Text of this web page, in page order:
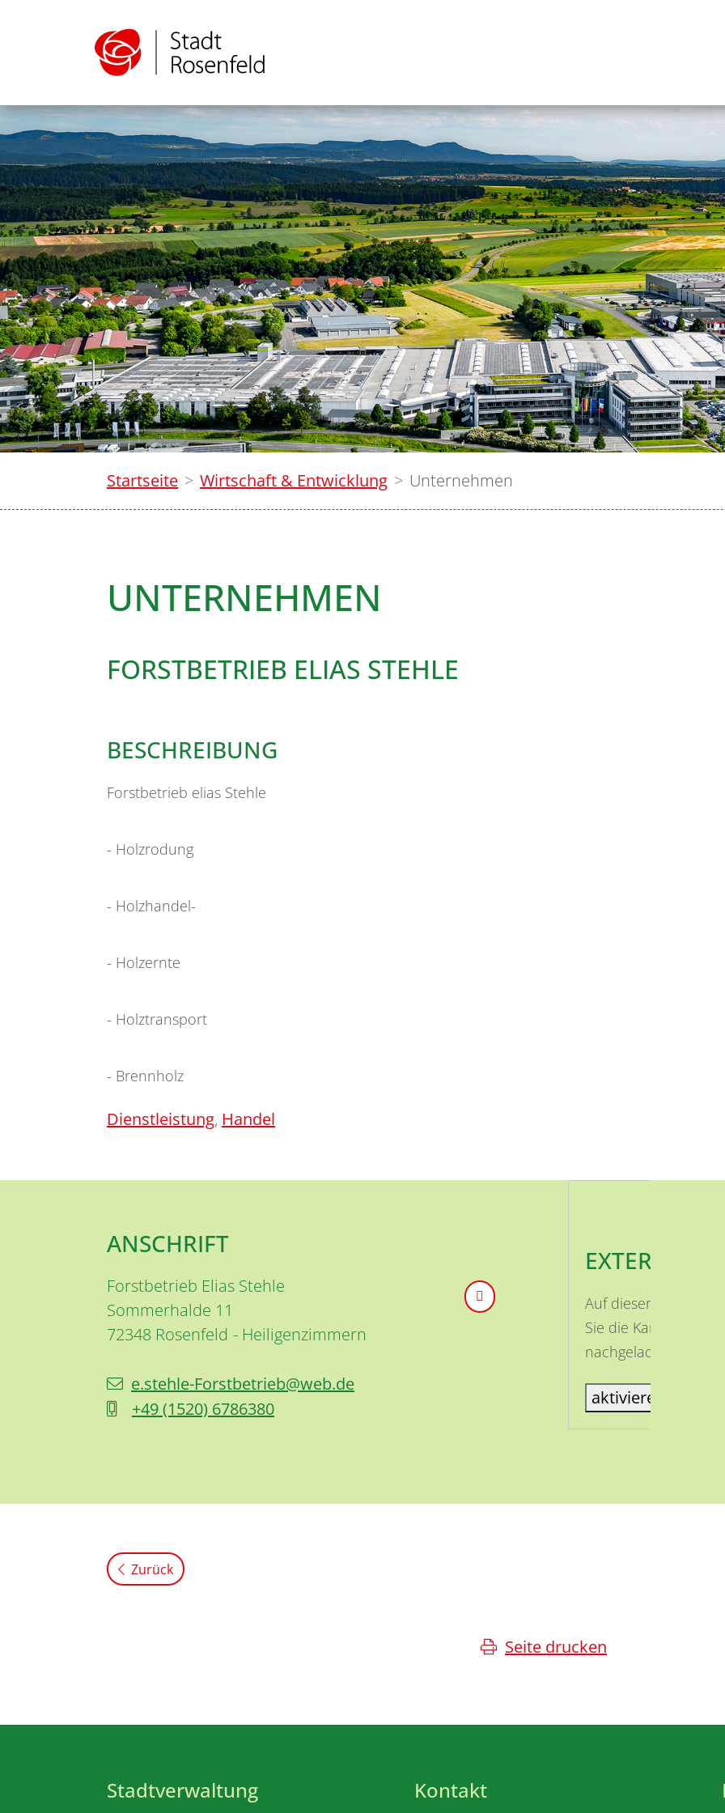
Startseite Wirtschaft & Entwicklung Unternehmen
UNTERNEHMEN
FORSTBETRIEB ELIAS STEHLE
BESCHREIBUNG
Forstbetrieb elias Stehle
- Holzrodung
- Holzhandel-
- Holzernte
- Holztransport
- Brennholz
Dienstleistung, Handel
ANSCHRIFT
Forstbetrieb Elias Stehle
Heiligenzimmern
Sommerhalde 11
72348 Rosenfeld
e.stehle-Forstbetrieb@web.de
+49 (1520) 6786380
EXTERNE
Auf dieser Seite ist
Sie die Karte
nachgeladen.
aktiviere Karte
Zurück
Seite drucken
Stadtverwaltung Kontakt